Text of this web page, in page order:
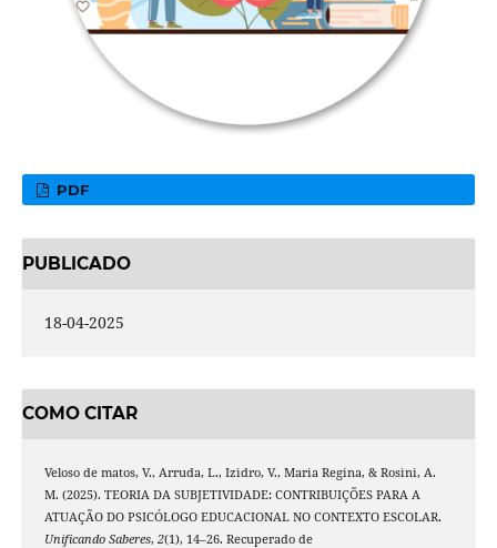
PDF
PUBLICADO
18-04-2025
COMO CITAR
Veloso de matos, V., Arruda, L., Izidro, V., Maria Regina, & Rosini, A.
M. (2025). TEORIA DA SUBJETIVIDADE: CONTRIBUIÇÕES PARA A
ATUAÇÃO DO PSICÓLOGO EDUCACIONAL NO CONTEXTO ESCOLAR.
Unificando Saberes, 2(1), 14–26. Recuperado de